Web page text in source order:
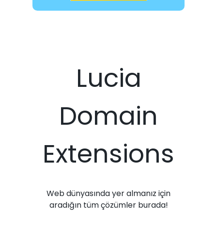
Lucia
Domain
Extensions
Web dünyasında yer almanız için
aradığın tüm çözümler burada!